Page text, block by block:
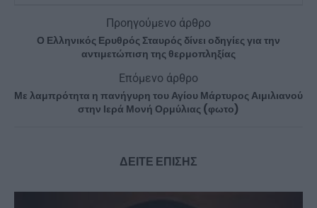
Προηγούμενο άρθρο
Ο Ελληνικός Ερυθρός Σταυρός δίνει οδηγίες για την
αντιμετώπιση της θερμοπληξίας
Επόμενο άρθρο
Με λαμπρότητα η πανήγυρη του Αγίου Μάρτυρος Αιμιλιανού
στην Ιερά Μονή Ορμύλιας (φωτο)
ΔΕΙΤΕ ΕΠΙΣΗΣ